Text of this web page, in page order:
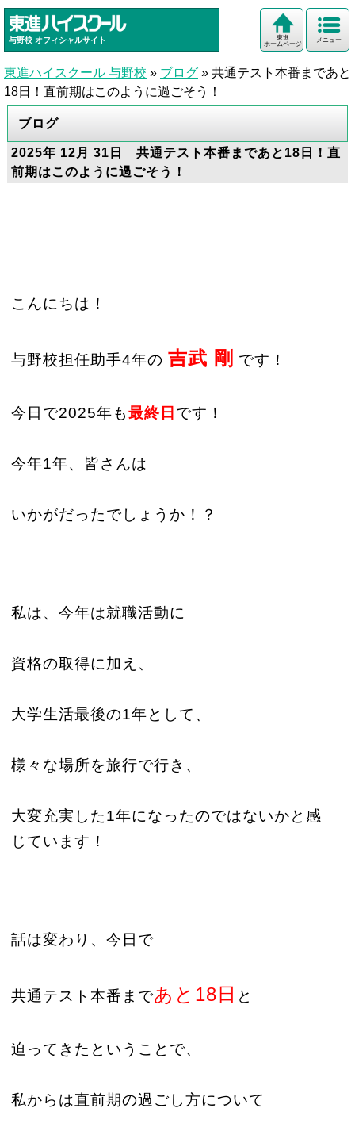
与野校 オフィシャルサイト メニュー
東進
ホームページ
東進ハイスクール 与野校 » ブログ » 共通テスト本番まであと
18日！直前期はこのように過ごそう！
ブログ
2025年 12月 31日 共通テスト本番まであと18日！直
前期はこのように過ごそう！
こんにちは！
与野校担任助手4年の 吉武 剛 です！
今日で2025年も最終日 です！
今年1年、皆さんは
いかがだったでしょうか！？
私は、今年は就職活動に
資格の取得に加え、
大学生活最後の1年として、
様々な場所を旅行で行き、
大変充実した1年になったのではないかと感
じています！
話は変わり、今日で
共通テスト本番まであと18日 と
迫ってきたということで、
私からは直前期の過ごし方について